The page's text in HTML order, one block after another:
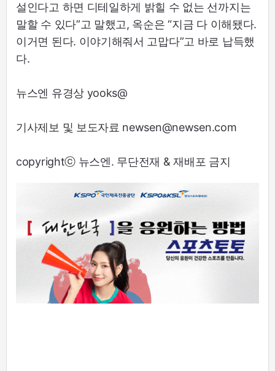
설인다고 하면 디테일하게 밝힐 수 없는 선까지는
말할 수 있다”고 말했고, 옥순은 “지금 다 이해됐다.
이거면 된다. 이야기해줘서 고맙다”고 바로 납득했
다.
뉴스엔 유경상 yooks@
기사제보 및 보도자료 newsen@newsen.com
copyrightⓒ 뉴스엔. 무단전재 & 재배포 금지